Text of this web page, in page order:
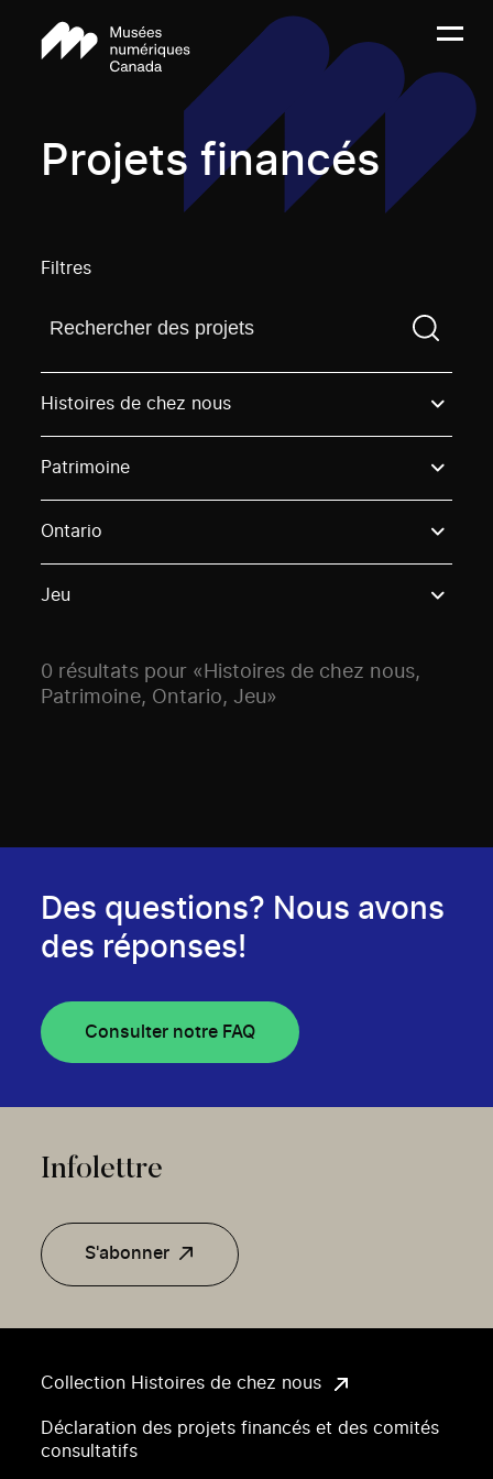
Projets financés
Filtres
Trouvez un projetVous devez saisir un terme de
Histoires de chez nous
Patrimoine
Ontario
Jeu
0 résultats pour «Histoires de chez nous,
Patrimoine, Ontario, Jeu»
Collection Histoires de chez nous
Déclaration des projets financés et des comités
consultatifs
Des questions? Nous avons
des réponses!
Consulter notre FAQ
Infolettre
S'abonner